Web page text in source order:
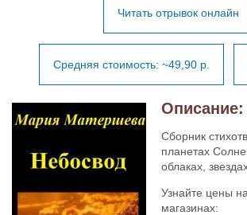
Читать отрывок онлайн
Средняя стоимость: ~49,90 р.
Описание:
Сборник
планетах
облаках,
Узнайте цены
магазинах: